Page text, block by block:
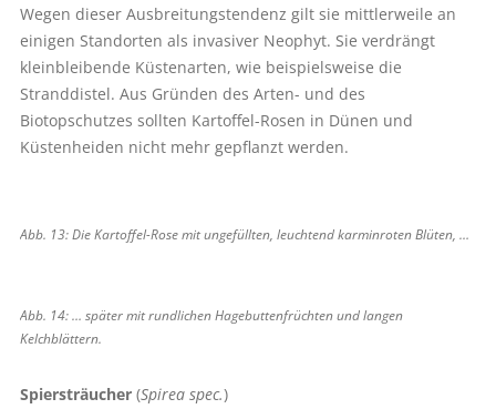
Wegen dieser Ausbreitungstendenz gilt sie mittlerweile an
einigen Standorten als invasiver Neophyt. Sie verdrängt
kleinbleibende Küstenarten, wie beispielsweise die
Stranddistel. Aus Gründen des Arten- und des
Biotopschutzes sollten Kartoffel-Rosen in Dünen und
Küstenheiden nicht mehr gepflanzt werden.
Abb. 13: Die Kartoffel-Rose mit ungefüllten, leuchtend karminroten Blüten, …
Abb. 14: … später mit rundlichen Hagebuttenfrüchten und langen
Kelchblättern.
Spiersträucher(Spirea spec.)